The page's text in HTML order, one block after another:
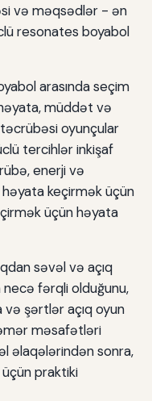
tapmaq necə?
oynaya bilər?
və məqsədlər - ən
resonates boyabol
arasında seçim
müddət və
oyunçular
tercihlər inkişaf
enerji və
keçirmək üçün
üçün həyata
səvəl və açıq
necə fərqli olduğunu,
və şərtlər açıq oyun
məsafətləri
əlaqələrindən sonra,
praktiki